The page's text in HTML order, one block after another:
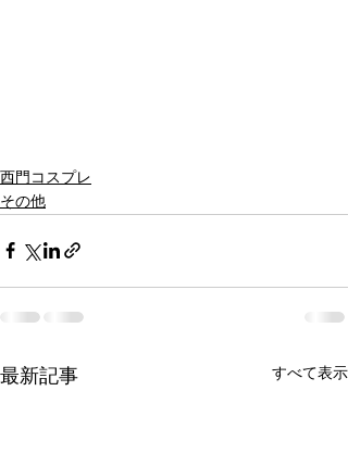
西門コスプレ
その他
最新記事 すべて表示